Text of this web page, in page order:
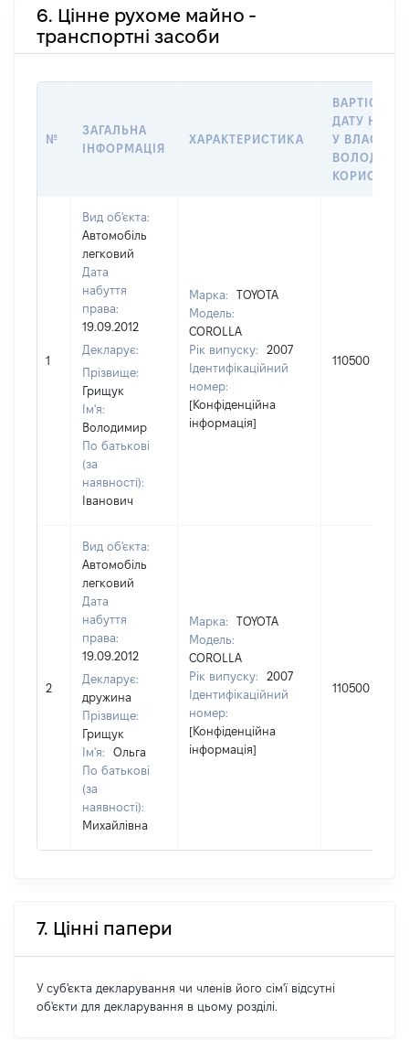
6. Цінне рухоме майно -
транспортні засоби
№
ЗАГАЛЬНА
ІНФОРМАЦІЯ
ХАРАКТЕРИСТИКА
ВАРТІСТЬ
ДАТУ
У
1
Вид об'єкта:
Автомобіль
легковий
Дата
набуття
права:
19.09.2012
Декларує:
Прізвище:
Грищук
Ім'я:
Володимир
По батькові
(за
наявності):
Іванович
Марка:
TOYOTA
Модель:
COROLLA
Рік випуску:
2007
Ідентифікаційний
номер:
[Конфіденційна
інформація]
110500
2
Вид об'єкта:
Автомобіль
легковий
Дата
набуття
права:
19.09.2012
Декларує:
дружина
Прізвище:
Грищук
Ім'я:
Ольга
По батькові
(за
наявності):
Михайлівна
Марка:
TOYOTA
Модель:
COROLLA
Рік випуску:
2007
Ідентифікаційний
номер:
[Конфіденційна
інформація]
110500
7. Цінні папери
У суб'єкта декларування чи членів його сім'ї відсутні
об'єкти для декларування в цьому розділі.